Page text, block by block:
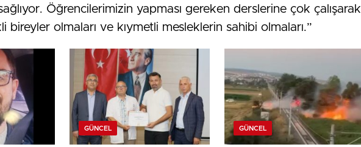
Öğrencilerimizin yapması gereken derslerine çok çalışarak
bireyler olmaları ve kıymetli mesleklerin sahibi olmaları.”
GÜNCEL GÜNCEL